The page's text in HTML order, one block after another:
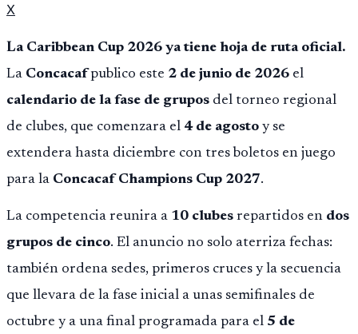
X
La Caribbean Cup 2026 ya tiene hoja de ruta oficial.
La Concacafpublico este 2 de junio de 2026 el
calendario de la fase de grupos del torneo regional
de clubes, que comenzara el 4 de agosto y se
extendera hasta diciembre con tres boletos en juego
para la Concacaf Champions Cup 2027.
La competencia reunira a 10 clubes repartidos en dos
grupos de cinco. El anuncio no solo aterriza fechas:
también ordena sedes, primeros cruces y la secuencia
que llevara de la fase inicial a unas semifinales de
octubre y a una final programada para el 5 de